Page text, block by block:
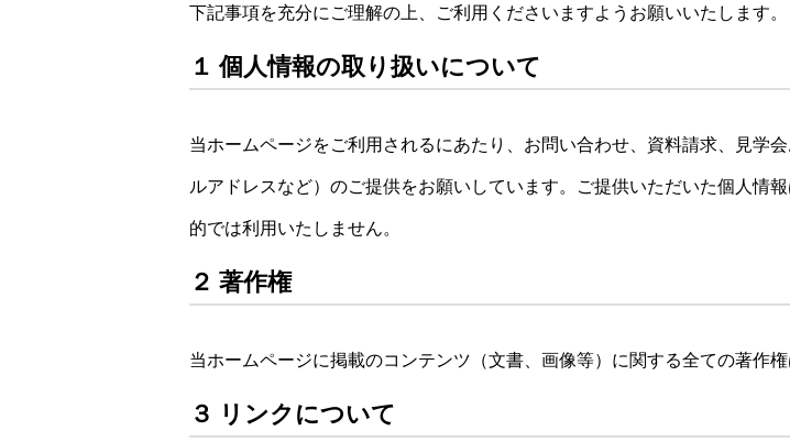
下記事項を充分にご理解の上、ご利用くださいますようお願いいたします。
１ 個人情報の取り扱いについて
当ホームページをご利用されるにあたり、お問い合わせ、資料請求、見学
ルアドレスなど）のご提供をお願いしています。ご提供いただいた個人情
的では利用いたしません。
２ 著作権
当ホームページに掲載のコンテンツ（文書、画像等）に関する全ての著作
３ リンクについて